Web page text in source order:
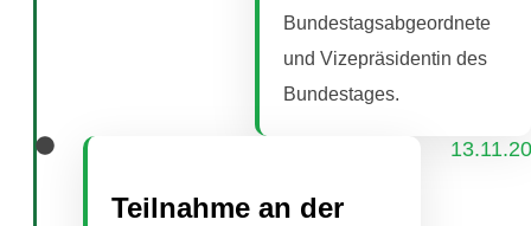
Bundestagsabgeordnete
und Vizepräsidentin des
Bundestages.
Teilnahme an der